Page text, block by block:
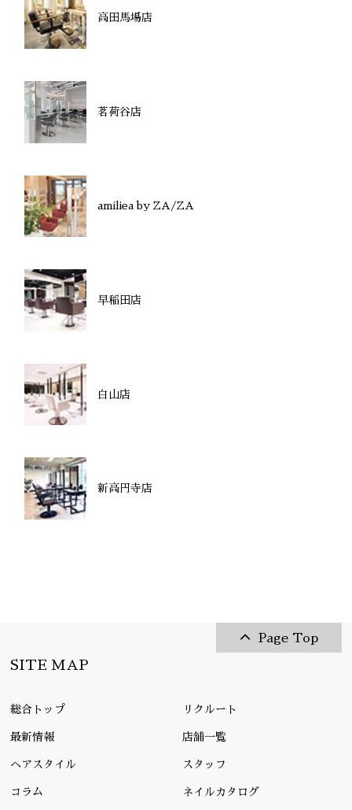
高田馬場店
茗荷谷店
amiliea by ZA/ZA
早稲田店
白山店
新高円寺店
Page Top
SITE MAP
総合トップ リクルート
最新情報 店舗一覧
ヘアスタイル スタッフ
コラム ネイルカタログ